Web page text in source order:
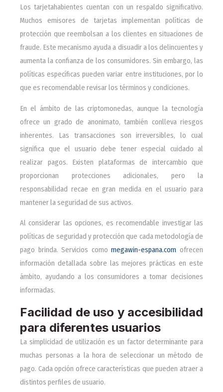
Los tarjetahabientes cuentan con un respaldo significativo.
Muchos emisores de tarjetas implementan políticas de
protección que reembolsan a los clientes en situaciones de
fraude. Este mecanismo ayuda a disuadir a los delincuentes y
aumenta la confianza de los consumidores. Sin embargo, las
políticas específicas pueden variar entre instituciones, por lo
que es recomendable revisar los términos y condiciones.
En el ámbito de las criptomonedas, aunque la tecnología
ofrece un grado de anonimato, también conlleva riesgos
inherentes. Las transacciones son irreversibles, lo cual
significa que el usuario debe tener especial cuidado al
realizar pagos. Existen plataformas de intercambio que
proporcionan protecciones adicionales, pero la
responsabilidad recae en gran medida en el usuario para
mantener la seguridad de sus activos.
Al considerar las opciones, es recomendable investigar las
políticas de seguridad y protección que cada metodología de
pago brinda. Servicios comomegawin-espana.com ofrecen
información detallada sobre las mejores prácticas en este
ámbito, ayudando a los consumidores a tomar decisiones
informadas.
Facilidad de uso y accesibilidad
para diferentes usuarios
La simplicidad de utilización es un factor determinante para
muchas personas a la hora de seleccionar un método de
pago. Cada opción ofrece características que pueden atraer a
distintos perfiles de usuario.